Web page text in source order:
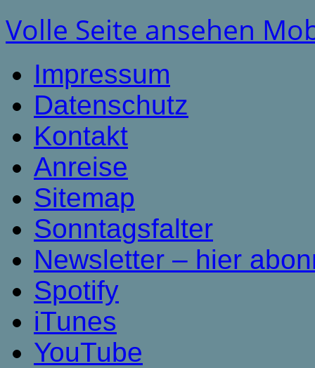
Volle Seite ansehen
Impressum
Datenschutz
Kontakt
Anreise
Sitemap
Sonntagsfalter
Newsletter – hier
Spotify
iTunes
YouTube